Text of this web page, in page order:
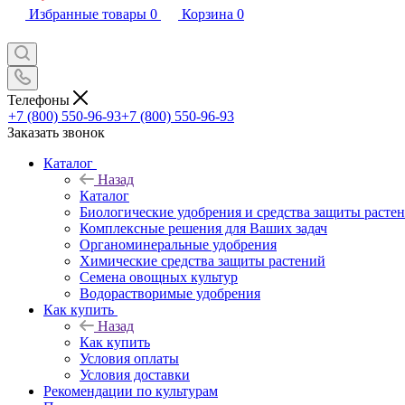
Избранные товары 0 Корзина 0
Телефоны
+7 (800) 550-96-93+7 (800) 550-96-93
Заказать звонок
Каталог
Назад
Каталог
Биологические удобрения и средства защиты
Комплексные решения для Ваших задач
Органоминеральные удобрения
Химические средства защиты растений
Семена овощных культур
Водорастворимые удобрения
Как купить
Назад
Как купить
Условия оплаты
Условия доставки
Рекомендации по культурам